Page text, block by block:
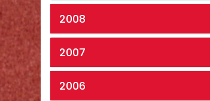
2008
2007
2006